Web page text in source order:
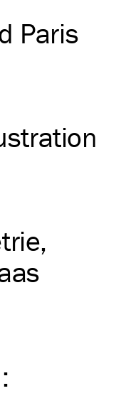
Paris
: